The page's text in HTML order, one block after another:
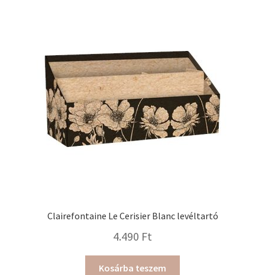
Clairefontaine Le Cerisier Blanc levéltartó
4.490 Ft
Kosárba teszem